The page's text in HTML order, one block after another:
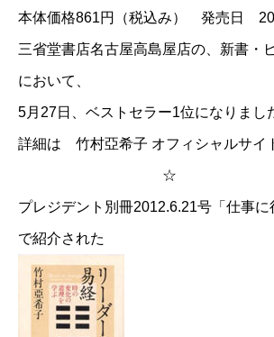
本体価格861円（税込み） 発売日
三省堂書店名古屋高島屋店の、新書・
において、
5月27日、ベストセラー1位になりまし
詳細は 竹村亞希子 オフィシャルサイ
☆
プレジデント別冊2012.6.21号「仕事に
で紹介された